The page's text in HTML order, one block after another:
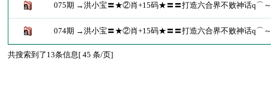
075期 →洪小宝〓★②肖+15码★〓〓打造六合界不败神话q⌒～
074期 →洪小宝〓★②肖+15码★〓〓打造六合界不败神话q⌒～
共搜索到了13条信息[ 45 条/页]